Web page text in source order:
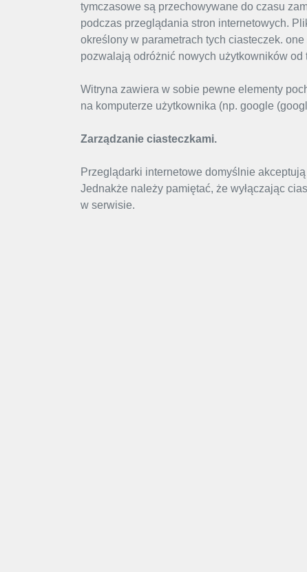
tymczasowe są przechowywane do czasu
podczas przeglądania stron internetowych.
określony w parametrach tych ciasteczek.
pozwalają odróżnić nowych użytkowników od
Witryna zawiera w sobie pewne elementy
na komputerze użytkownika (np. google
Zarządzanie ciasteczkami.
Przeglądarki internetowe domyślnie
Jednakże należy pamiętać, że wyłączając
w serwisie.